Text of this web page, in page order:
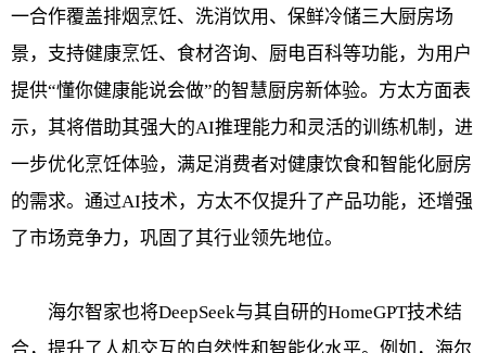
一合作覆盖排烟烹饪、洗消饮用、保鲜冷储三大厨房场
景，支持健康烹饪、食材咨询、厨电百科等功能，为用户
提供“懂你健康能说会做”的智慧厨房新体验。方太方面表
示，其将借助其强大的AI推理能力和灵活的训练机制，进
一步优化烹饪体验，满足消费者对健康饮食和智能化厨房
的需求。通过AI技术，方太不仅提升了产品功能，还增强
了市场竞争力，巩固了其行业领先地位。
海尔智家也将DeepSeek与其自研的HomeGPT技术结